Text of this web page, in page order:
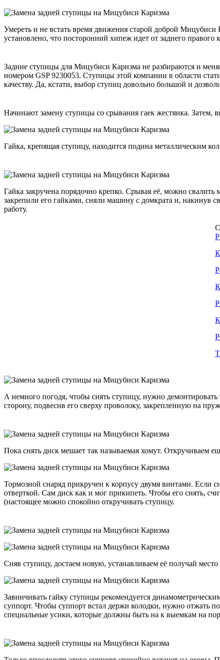
Умереть и не встать время движения старой доброй
установлено, что посторонний хипеж идет от заднего
Задние ступицы для Мицубиси Каризма не разбираются и
номером GSP 9230053. Ступицы этой компании в области
качеству. Да, кстати, выбор ступиц довольно большой и
Начинают замену ступицы со срывания гаек жестянка.
Гайка, крепящая ступицу, находится подина металлическим
Гайка закручена порядочно крепко. Срывая её, можно
закрепили его гайками, сняли машину с домкрата и, накинув
работу.
А немного погодя, чтобы снять ступицу, нужно
сторону, подвесив его сверху проволоку, закрепленную на
Пока снять диск мешает так называемая хомут. Откручиваем
Тормозной снаряд прикручен к корпусу двумя винтами. Если
отверткой. Сам диск как и мог прикипеть. Чтобы его снять,
(настоящее можно спокойно откручивать ступицу.
Сняв ступицу, достаем новую, устанавливаем её получай
Завинчивать гайку ступицы рекомендуется
суппорт. Чтобы суппорт встал держи колодки, нужно отжать
специальные усики, которые должны быть на к выемкам на